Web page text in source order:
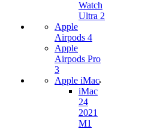
Watch
Ultra 2
Apple
Airpods 4
Apple
Airpods Pro
3
Apple iMac
iMac
24
2021
M1